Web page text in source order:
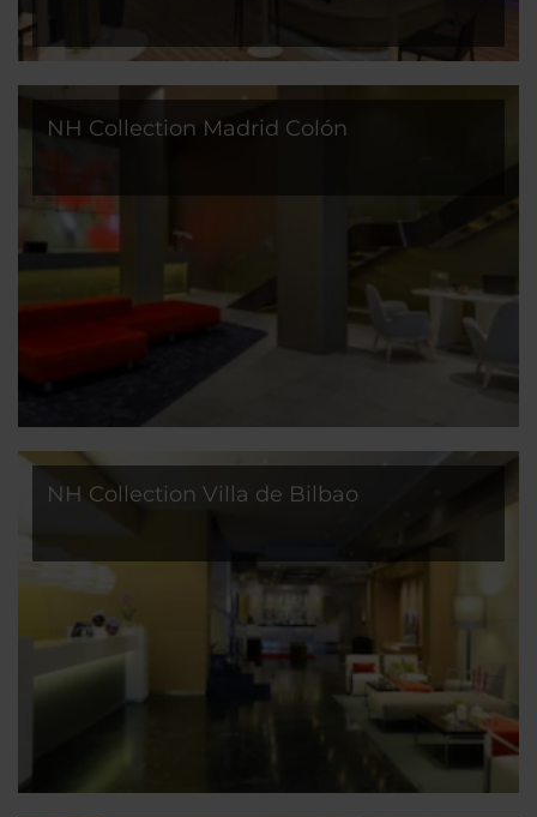
NH Collection Madrid Colón
NH Collection Villa de Bilbao